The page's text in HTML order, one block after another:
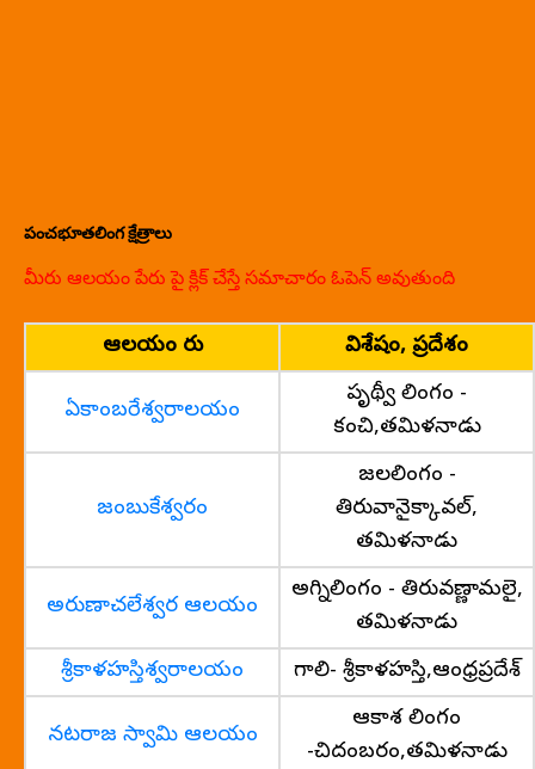
పంచభూతలింగ క్షేత్రాలు
మీరు ఆలయం పేరు పై క్లిక్ చేస్తే సమాచారం ఓపెన్ అవుతుంది
ఆలయం పేరు విశేషం, ప్రదేశం
ఏకాంబరేశ్వరాలయం
పృథ్వీ లింగం -
కంచి,తమిళనాడు
జంబుకేశ్వరం
జలలింగం -
తిరువానైక్కావల్,
తమిళనాడు
అరుణాచలేశ్వర ఆలయం
అగ్నిలింగం - తిరువణ్ణామలై,
తమిళనాడు
శ్రీకాళహస్తిశ్వరాలయం
గాలి- శ్రీకాళహస్తి,ఆంధ్రప్రదేశ్
నటరాజ స్వామి ఆలయం
ఆకాశ లింగం
-చిదంబరం,తమిళనాడు